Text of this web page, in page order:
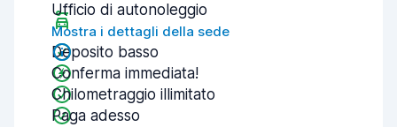
Ufficio di autonoleggio
Mostra i dettagli della sede
Deposito basso
Conferma immediata!
Chilometraggio illimitato
Paga adesso